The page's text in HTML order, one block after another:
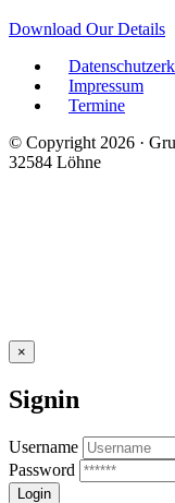
Download Our Details
Impressum
Termine
© Copyright 2026 ·
32584 Löhne
×
Signin
Username
Password